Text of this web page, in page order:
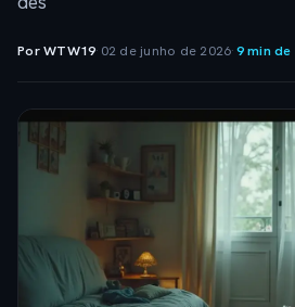
Por WTW19· 02 de junho de 2026·9 min